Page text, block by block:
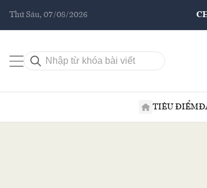
Thứ Sáu, 07/08/2026
TIÊU ĐIỂM